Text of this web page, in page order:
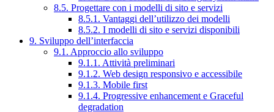
8.5. Progettare con i modelli di sito e servizi
8.5.1. Vantaggi dell’utilizzo dei modelli
8.5.2. I modelli di sito e servizi disponibili
9. Sviluppo dell’interfaccia
9.1. Approccio allo sviluppo
9.1.1. Attività preliminari
9.1.2. Web design responsivo e accessibile
9.1.3. Mobile first
9.1.4. Progressive enhancement e Graceful
degradation